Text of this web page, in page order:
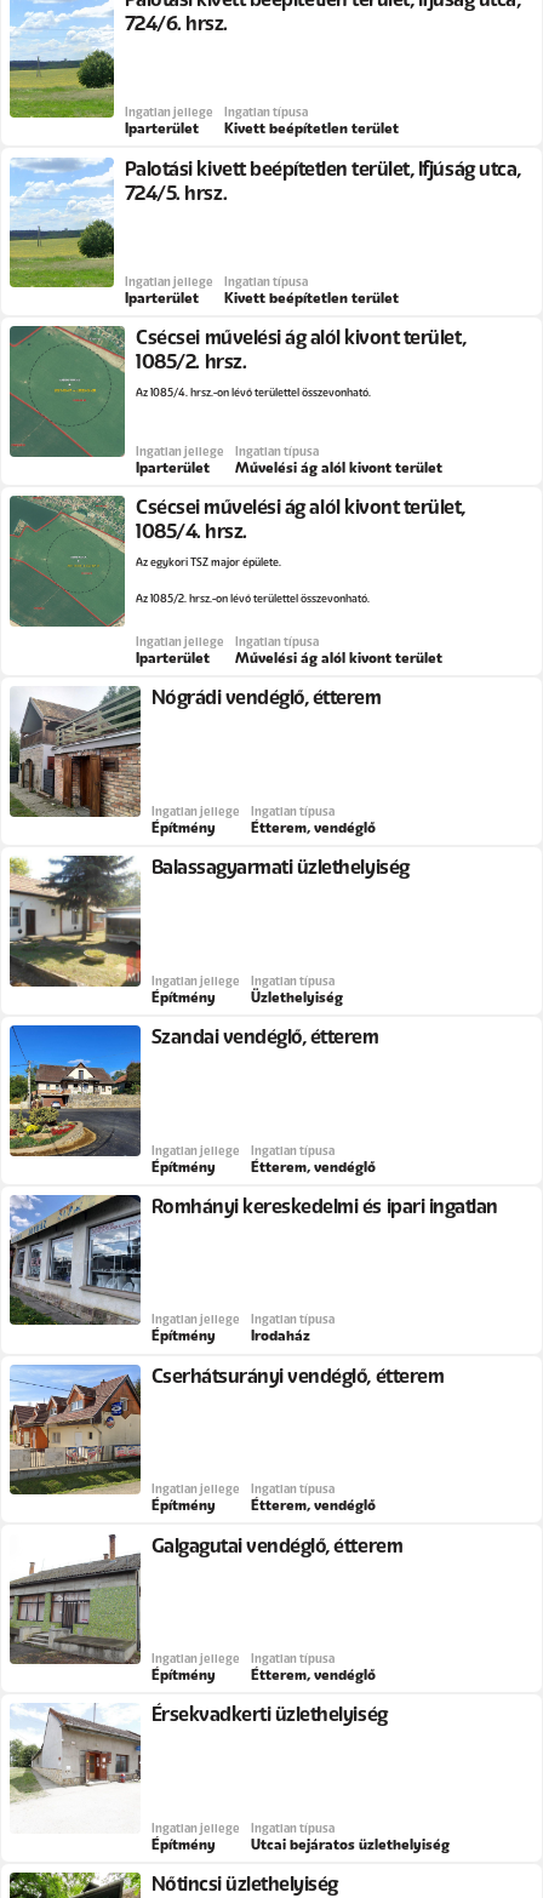
724/6. hrsz.
Ingatlan jellege
Iparterület
Ingatlan típusa
Kivett beépítetlen terület
Palotási kivett beépítetlen terület, Ifjúság utca,
724/5. hrsz.
Ingatlan jellege
Iparterület
Ingatlan típusa
Kivett beépítetlen terület
Csécsei művelési ág alól kivont terület,
1085/2. hrsz.
Az 1085/4. hrsz.-on lévő területtel összevonható.
Ingatlan jellege
Iparterület
Ingatlan típusa
Művelési ág alól kivont terület
Csécsei művelési ág alól kivont terület,
1085/4. hrsz.
Az egykori TSZ major épülete.
Az 1085/2. hrsz.-on lévő területtel összevonható.
Ingatlan jellege
Iparterület
Ingatlan típusa
Művelési ág alól kivont terület
Nógrádi vendéglő, étterem
Ingatlan jellege
Építmény
Ingatlan típusa
Étterem, vendéglő
Balassagyarmati üzlethelyiség
Ingatlan jellege
Építmény
Ingatlan típusa
Üzlethelyiség
Szandai vendéglő, étterem
Ingatlan jellege
Építmény
Ingatlan típusa
Étterem, vendéglő
Romhányi kereskedelmi és ipari ingatlan
Ingatlan jellege
Építmény
Ingatlan típusa
Irodaház
Cserhátsurányi vendéglő, étterem
Ingatlan jellege
Építmény
Ingatlan típusa
Étterem, vendéglő
Galgagutai vendéglő, étterem
Ingatlan jellege
Építmény
Ingatlan típusa
Étterem, vendéglő
Érsekvadkerti üzlethelyiség
Ingatlan jellege
Építmény
Ingatlan típusa
Utcai bejáratos üzlethelyiség
Nőtincsi üzlethelyiség